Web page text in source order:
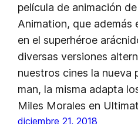
película de animación
Animation, que además
en el superhéroe
diversas versiones
nuestros cines la nueva
man, la misma adapta
Miles Morales en
diciembre 21, 2018